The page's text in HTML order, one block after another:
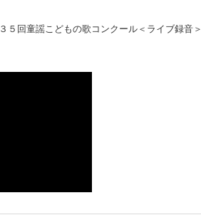
５回童謡こどもの歌コンクール＜ライブ録音＞